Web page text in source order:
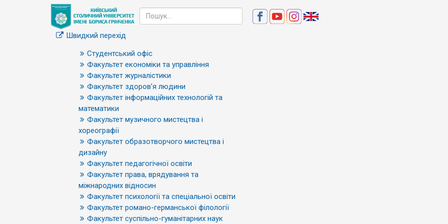
Швидкий перехід
Студентський офіс
Факультет економіки та управління
Факультет журналістики
Факультет здоров’я людини
Факультет інформаційних технологій та
математики
Факультет музичного мистецтва і
хореографії
Факультет образотворчого мистецтва і
дизайну
Факультет педагогічної освіти
Факультет права, врядування та
міжнародних відносин
Факультет психології та спеціальної освіти
Факультет романо-германської філології
Факультет суспільно-гуманітарних наук